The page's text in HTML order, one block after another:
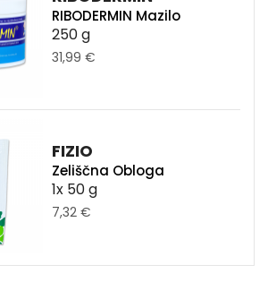
RIBODERMIN Mazilo
250 g
31,99 €
FIZIO
Zeliščna Obloga
1x 50 g
7,32 €